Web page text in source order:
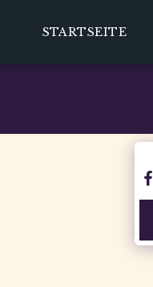
STARTSEITE